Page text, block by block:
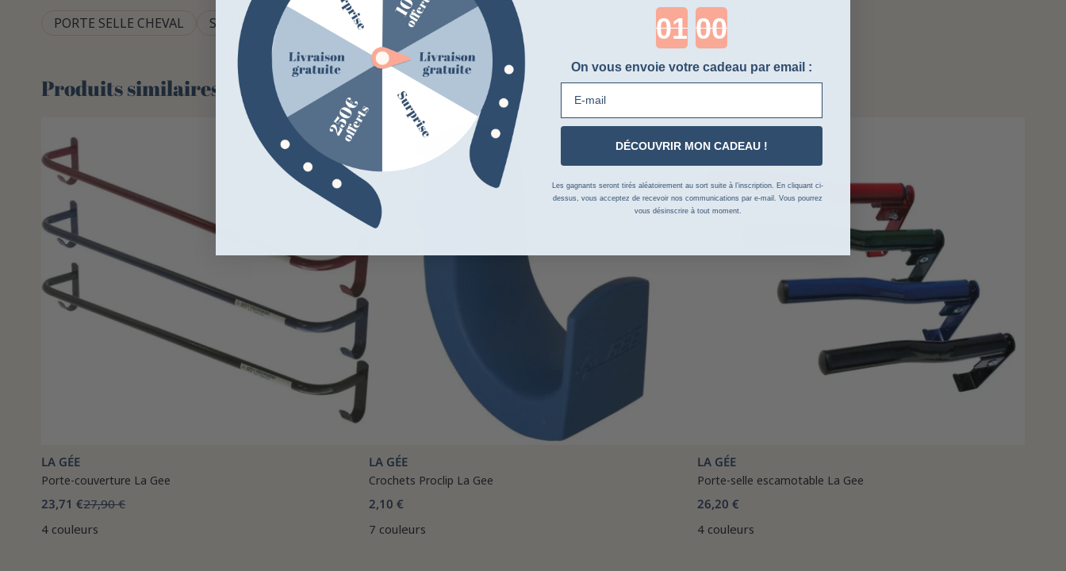
PORTE SELLE CHEVAL SELLERIES MOBILES ET ARMOIRES SELLERIE - ACCESSOIRES ET IDÉES PORTE-SELLE LA GÉE
Produits similaires
-15%
LA GÉE
Porte-couverture La Gee
23,71 €27,90 €
4 couleurs
LA GÉE
Crochets Proclip La Gee
2,10 €
7 couleurs
LA GÉE
Porte-selle escamotable La Gee
26,20 €
4 couleurs
Countdown ends in:
On vous envoie votre cadeau par email :
DÉCOUVRIR MON CADEAU !
Les gagnants seront tirés aléatoirement au sort suite à l’inscription. En cliquant ci-
dessus, vous acceptez de recevoir nos communications par e-mail. Vous pourrez
vous désinscrire à tout moment.